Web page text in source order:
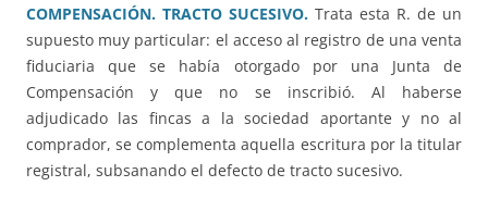
COMPENSACIÓN. TRACTO SUCESIVO. Trata esta R. de un
supuesto muy particular: el acceso al registro de una venta
fiduciaria que se había otorgado por una Junta de
Compensación y que no se inscribió. Al haberse
adjudicado las fincas a la sociedad aportante y no al
comprador, se complementa aquella escritura por la titular
registral, subsanando el defecto de tracto sucesivo.